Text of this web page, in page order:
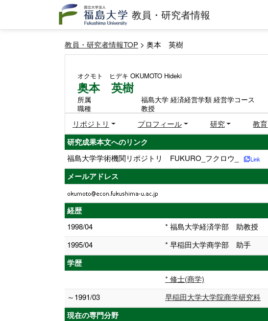
教員・研究者情報
教員・研究者情報TOP > 奥本 英樹
オクモト ヒデキ OKUMOTO Hideki
奥本 英樹
所属
福島大学 経済経営学類 経営学コース
職種
教授
リポジトリ プロフィール 研究 教育
研究成果本文へのリンク
福島大学学術機関リポジトリ FUKURO_フクロウ_
メールアドレス
経歴
1998/04
* 福島大学経済学部 助教授
1995/04
* 早稲田大学商学部 助手
学歴
* 修士(商学)
～1991/03
早稲田大学大学院商学研究科
現在の専門分野